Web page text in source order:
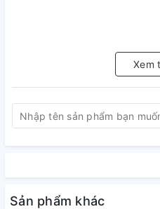
Xem
Sản phẩm khác